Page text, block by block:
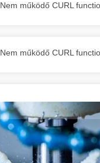
Nem működő CURL
Nem működő CURL